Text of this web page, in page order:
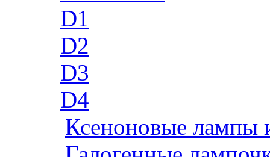
D1
D2
D3
D4
Ксеноновые лампы